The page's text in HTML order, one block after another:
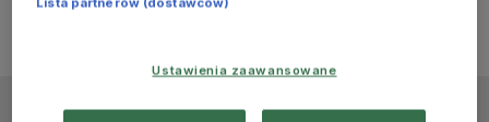
Ustawienia zaawansowane